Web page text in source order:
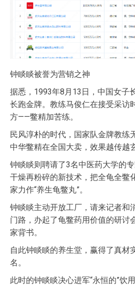
钟睒睒被誉为营销之神
据悉，1993年8月13日，中国女子
长跑金牌。教练马俊仁在接受采访
方——鳖精加苦练。
民风淳朴的时代，国家队金牌教练
中华鳖精在全国大卖，效果越传越
钟睒睒则聘请了3名中医药大学的
干燥再粉碎的新技术，把全龟全鳖
家力作“养生龟鳖丸”。
钟睒睒主动开放工厂，请来记者和
门路，办起了龟鳖药用价值的研讨
家背书。
自此钟睒睒的养生堂，赢得了真材
名。
此时的钟睒睒决心进军“永恒的”饮用